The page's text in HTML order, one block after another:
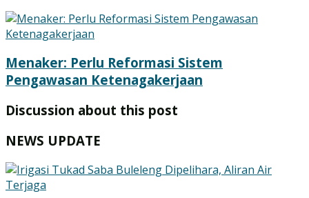
Menaker: Perlu Reformasi Sistem
Pengawasan Ketenagakerjaan
Discussion about this post
NEWS UPDATE